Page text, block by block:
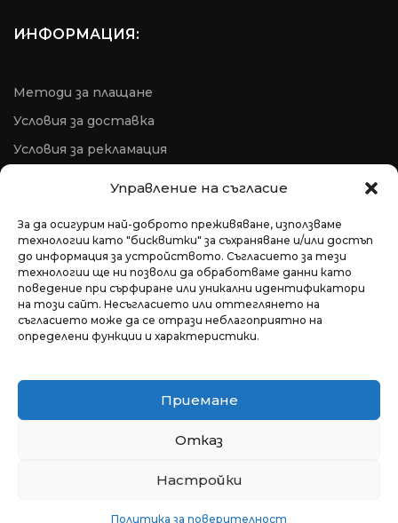
Управление на съгласие
За да осигурим най-доброто преживяване, използваме
технологии като "бисквитки" за съхраняване и/или достъп
до информация за устройството. Съгласието за тези
технологии ще ни позволи да обработваме данни като
поведение при сърфиране или уникални идентификатори
на този сайт. Несъгласието или оттеглянето на
съгласието може да се отрази неблагоприятно на
определени функции и характеристики.
Приемане
Отказ
Настройки
Политика за поверителност
ИНФОРМАЦИЯ:
Методи за плащане
Условия за доставка
Условия за рекламация
office@medavita.bg
Всички права запазени.